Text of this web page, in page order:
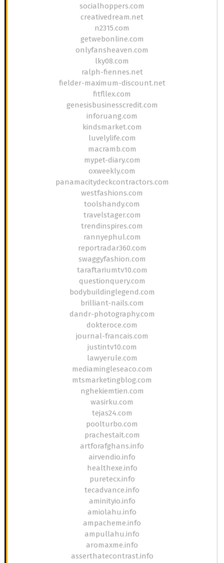
socialhoppers.com
creativedream.net
n2315.com
getwebonline.com
onlyfansheaven.com
lky08.com
ralph-fiennes.net
fielder-maximum-discount.net
fitfllex.com
genesisbusinesscredit.com
inforuang.com
kindsmarket.com
luvelylife.com
macramb.com
mypet-diary.com
oxweekly.com
panamacitydeckcontractors.com
westfashions.com
toolshandy.com
travelstager.com
trendinspires.com
rannyephul.com
reportradar360.com
swaggyfashion.com
taraftariumtv10.com
questionquery.com
bodybuildinglegend.com
brilliant-nails.com
dandr-photography.com
dokteroce.com
journal-francais.com
justintv10.com
lawyerule.com
mediamingleseaco.com
mtsmarketingblog.com
nghekiemtien.com
wasirku.com
tejas24.com
poolturbo.com
prachestait.com
artforafghans.info
airvendio.info
healthexe.info
puretecx.info
tecadvance.info
aminityio.info
amiolahu.info
ampacheme.info
ampullahu.info
aromaxme.info
asserthatecontrast.info